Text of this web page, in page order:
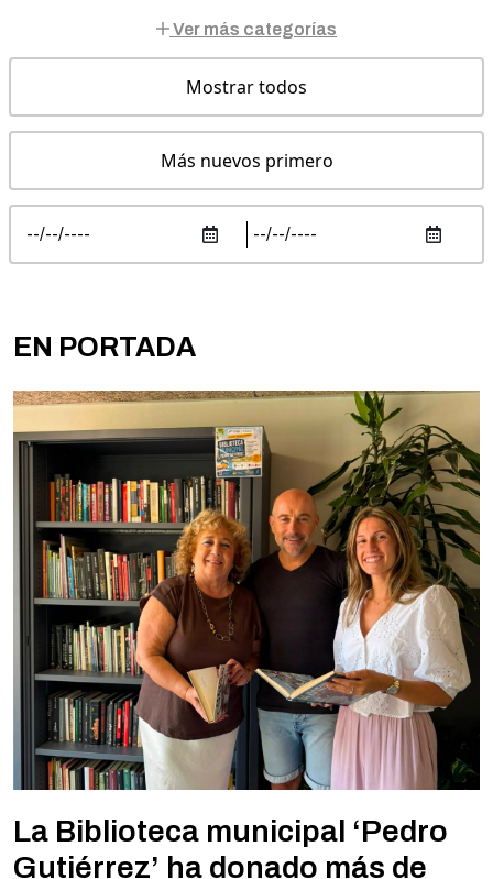
Ver más categorías
Mostrar todos
Más nuevos primero
EN PORTADA
La Biblioteca municipal ‘Pedro
Gutiérrez’ ha donado más de